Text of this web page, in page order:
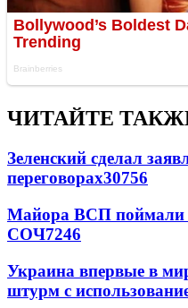
ЧИТАЙТЕ
Зеленский сделал
переговорах30756
Майора ВСП поймали
СОЧ7246
Украина впервые в
штурм с